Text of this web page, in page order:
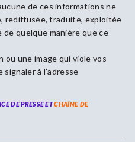
de ces informations ne
rediffusée, traduite, exploitée
quelque manière que ce
ou une image qui viole vos
à l’adresse
DE PRESSE ETCHAÎNE DE